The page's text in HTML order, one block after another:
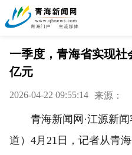
一季度，青海省实现社
亿元
2026-04-22 09:55:14 来源：
青海新闻网·江源新
道）4月21日，记者从青